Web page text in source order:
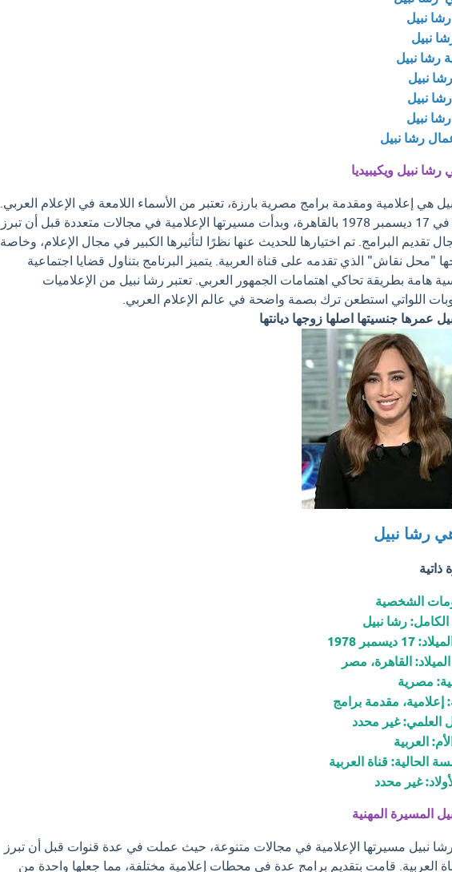
نبيل
نبيل
رشا نبيل
رشا نبيل
رشا نبيل
نبيل
رشا نبيل
نبيل ويكيبيديا
هي إعلامية ومقدمة برامج مصرية بارزة، تعتبر من الأسماء اللامعة في الإعلام العربي.
وُلدت في 17 ديسمبر 1978 بالقاهرة، وبدأت مسيرتها الإعلامية في مجالات متعددة قبل أن تبرز
تقديم البرامج. تم اختيارها للحديث عنها نظرًا لتأثيرها الكبير في مجال الإعلام، وخاصة
"محل نقاش" الذي تقدمه على قناة العربية. يتميز البرنامج بتناول قضايا اجتماعية
هامة بطريقة تحاكي اهتمامات الجمهور العربي. تعتبر رشا نبيل من الإعلاميات
اللواتي استطعن ترك بصمة واضحة في عالم الإعلام العربي.
عمرها جنسيتها اصلها زوجها ديانتها
رشا نبيل
ذاتية
الشخصية
رشا نبيل
ديسمبر 1978
القاهرة، مصر
مصرية
إعلامية، مقدمة برامج
العلمي: غير محدد
العربية
الحالية: قناة العربية
غير محدد
المسيرة المهنية
نبيل مسيرتها الإعلامية في مجالات متنوعة، حيث عملت في عدة قنوات قبل أن تبرز
العربية. قامت بتقديم برامج عدة في محطات إعلامية مختلفة، مما جعلها واحدة من